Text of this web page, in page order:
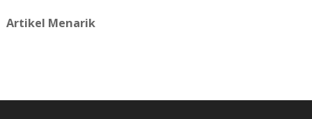
Artikel Menarik